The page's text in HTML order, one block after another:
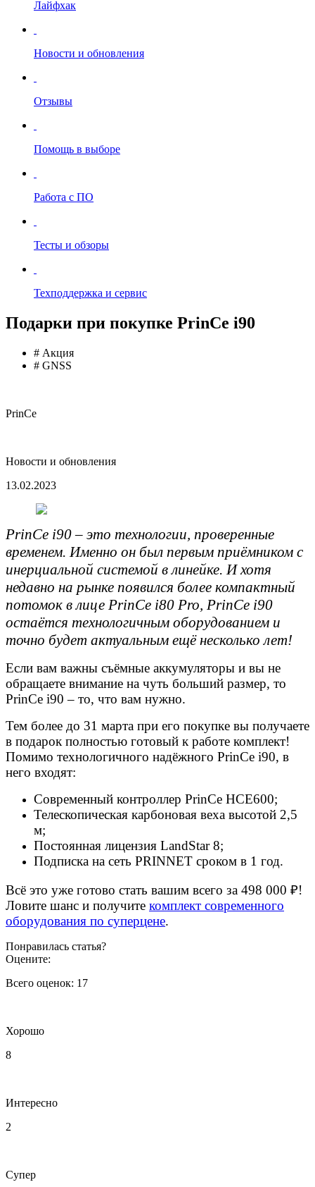
Лайфхак
Новости и обновления
Отзывы
Помощь в выборе
Работа с ПО
Тесты и обзоры
Техподдержка и сервис
Подарки при покупке PrinCe i90
# Акция
# GNSS
PrinCe
Новости и обновления
13.02.2023
PrinCe i90 – это технологии, проверенные
временем. Именно он был первым приёмником с
инерциальной системой в линейке. И хотя
недавно на рынке появился более компактный
потомок в лице PrinCe i80 Pro, PrinCe i90
остаётся технологичным оборудованием и
точно будет актуальным ещё несколько лет!
Если вам важны съёмные аккумуляторы и вы не
обращаете внимание на чуть больший размер, то
PrinCe i90 – то, что вам нужно.
Тем более до 31 марта при его покупке вы получаете
в подарок полностью готовый к работе комплект!
Помимо технологичного надёжного PrinCe i90, в
него входят:
Современный контроллер PrinCe HCE600;
Телескопическая карбоновая веха высотой 2,5
м;
Постоянная лицензия LandStar 8;
Подписка на сеть PRINNET сроком в 1 год.
Всё это уже готово стать вашим всего за 498 000 ₽!
Ловите шанс и получите комплект современного
оборудования по суперцене.
Понравилась статья?
Оцените:
Всего оценок: 17
Хорошо
8
Интересно
2
Супер